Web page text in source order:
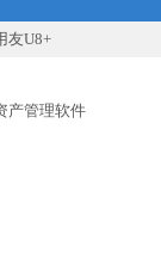
友U8+
产管理软件